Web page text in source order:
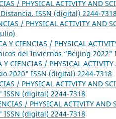
/ PHYSICAL ACTIVITY AND
ISSN (digital) 2244-7318
/ PHYSICAL ACTIVITY AND
Y CIENCIAS / PHYSICAL
del Inviernos “Beijing 2022”
Y CIENCIAS / PHYSICAL
2020" ISSN (digital) 2244-7318
/ PHYSICAL ACTIVITY AND
(digital) 2244-7318
/ PHYSICAL ACTIVITY AND
(digital) 2244-7318